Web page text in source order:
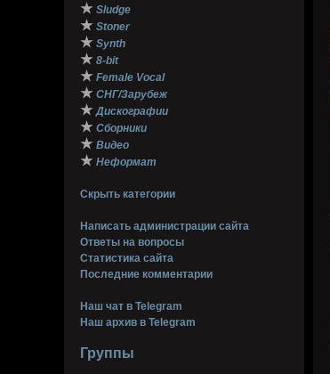
★ Sludge
★ Stoner
★ Synth
★ 8-bit
★ Female Vocal
★ СНГ/Зарубеж
★ Дискографии
★ Сборники
★ Видео
★ Неформат
Скрыть категории
Написать администрации сайта
Ответы на вопросы
Статистика сайта
Последние комментарии
Наш чат в Telegram
Наш архив в Telegram
Группы